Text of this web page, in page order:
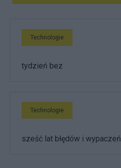
Technologie
tydzień bez
Technologie
sześć lat błędów i wypaczeń